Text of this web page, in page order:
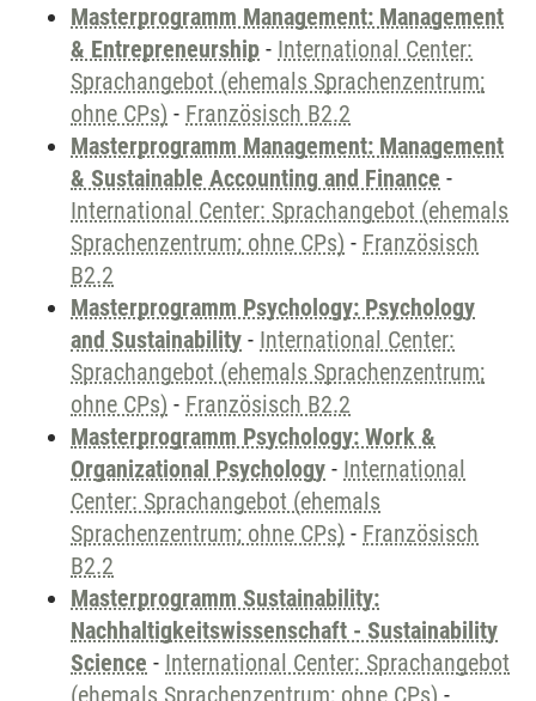
Masterprogramm Management: Management
& Entrepreneurship - International Center:
Sprachangebot (ehemals Sprachenzentrum;
ohne CPs) - Französisch B2.2
Masterprogramm Management: Management
& Sustainable Accounting and Finance -
International Center: Sprachangebot (ehemals
Sprachenzentrum; ohne CPs) - Französisch
B2.2
Masterprogramm Psychology: Psychology
and Sustainability - International Center:
Sprachangebot (ehemals Sprachenzentrum;
ohne CPs) - Französisch B2.2
Masterprogramm Psychology: Work &
Organizational Psychology - International
Center: Sprachangebot (ehemals
Sprachenzentrum; ohne CPs) - Französisch
B2.2
Masterprogramm Sustainability:
Nachhaltigkeitswissenschaft - Sustainability
Science - International Center: Sprachangebot
(ehemals Sprachenzentrum; ohne CPs) -